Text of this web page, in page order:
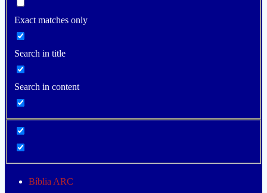
Exact matches only
Search in title
Search in content
Bíblia ARC